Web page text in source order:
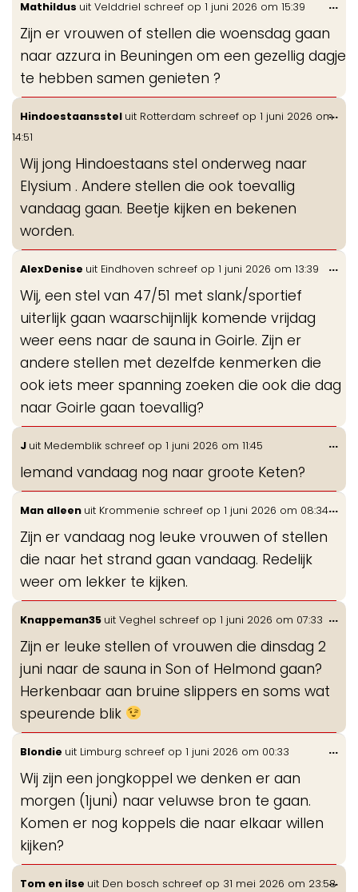
gastenboek-
lijst
Mathildus uit Velddriel schreef op 1 juni 2026 om 15:39
Zijn er vrouwen of stellen die woensdag gaan
naar azzura in Beuningen om een gezellig dagje
te hebben samen genieten ?
...
Hindoestaansstel uit Rotterdam schreef op 1 juni 2026 om
14:51
Wij jong Hindoestaans stel onderweg naar
Elysium . Andere stellen die ook toevallig
vandaag gaan. Beetje kijken en bekenen
worden.
...
AlexDenise uit Eindhoven schreef op 1 juni 2026 om 13:39
Wij, een stel van 47/51 met slank/sportief
uiterlijk gaan waarschijnlijk komende vrijdag
weer eens naar de sauna in Goirle. Zijn er
andere stellen met dezelfde kenmerken die
ook iets meer spanning zoeken die ook die dag
naar Goirle gaan toevallig?
...
J uit Medemblik schreef op 1 juni 2026 om 11:45
Iemand vandaag nog naar groote Keten?
...
Man alleen uit Krommenie schreef op 1 juni 2026 om 08:34
Zijn er vandaag nog leuke vrouwen of stellen
die naar het strand gaan vandaag. Redelijk
weer om lekker te kijken.
...
Knappeman35 uit Veghel schreef op 1 juni 2026 om 07:33
Zijn er leuke stellen of vrouwen die dinsdag 2
juni naar de sauna in Son of Helmond gaan?
Herkenbaar aan bruine slippers en soms wat
speurende blik
...
Blondie uit Limburg schreef op 1 juni 2026 om 00:33
Wij zijn een jongkoppel we denken er aan
morgen (1juni) naar veluwse bron te gaan.
Komen er nog koppels die naar elkaar willen
kijken?
...
Tom en ilse uit Den bosch schreef op 31 mei 2026 om 23:58
...